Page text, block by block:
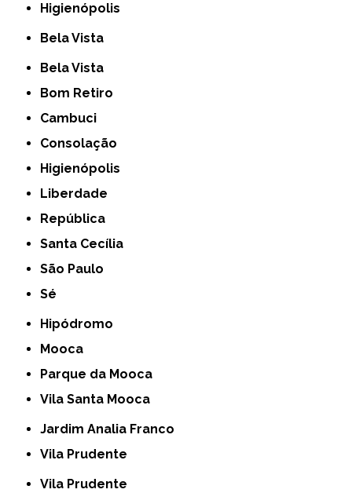
Higienópolis
Bela Vista
Bela Vista
Bom Retiro
Cambuci
Consolação
Higienópolis
Liberdade
República
Santa Cecília
São Paulo
Sé
Hipódromo
Mooca
Parque da Mooca
Vila Santa Mooca
Jardim Analia Franco
Vila Prudente
Vila Prudente